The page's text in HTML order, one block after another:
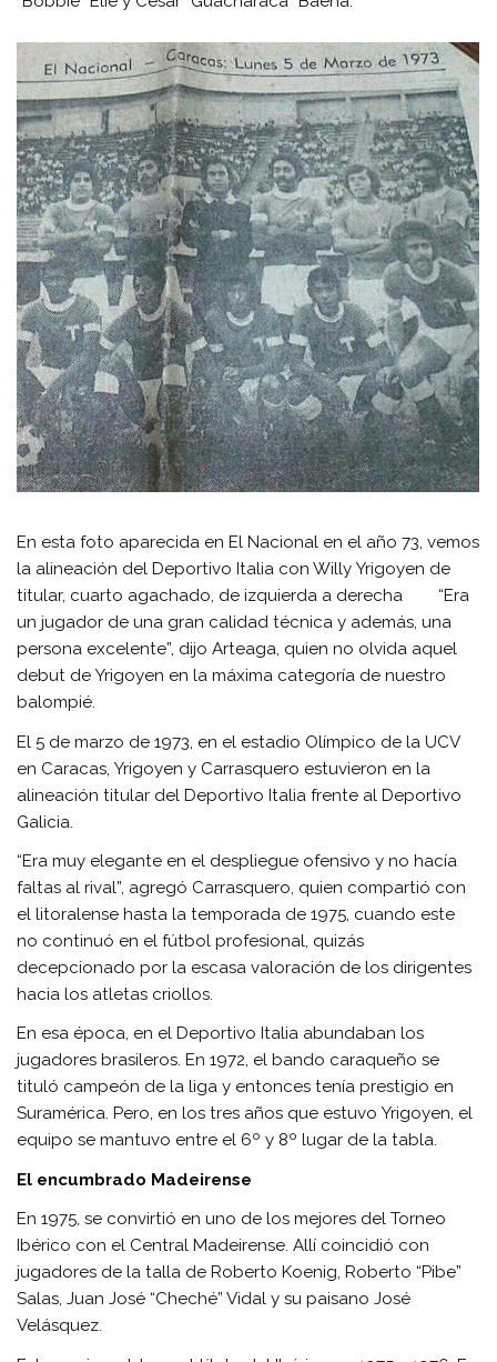
En esta foto aparecida en El Nacional en el año 73, vemos
la alineación del Deportivo Italia con Willy Yrigoyen de
titular, cuarto agachado, de izquierda a derecha “Era
un jugador de una gran calidad técnica y además, una
persona excelente”, dijo Arteaga, quien no olvida aquel
debut de Yrigoyen en la máxima categoría de nuestro
balompié.
El 5 de marzo de 1973, en el estadio Olímpico de la UCV
en Caracas, Yrigoyen y Carrasquero estuvieron en la
alineación titular del Deportivo Italia frente al Deportivo
Galicia.
“Era muy elegante en el despliegue ofensivo y no hacía
faltas al rival”, agregó Carrasquero, quien compartió con
el litoralense hasta la temporada de 1975, cuando este
no continuó en el fútbol profesional, quizás
decepcionado por la escasa valoración de los dirigentes
hacia los atletas criollos.
En esa época, en el Deportivo Italia abundaban los
jugadores brasileros. En 1972, el bando caraqueño se
tituló campeón de la liga y entonces tenía prestigio en
Suramérica. Pero, en los tres años que estuvo Yrigoyen, el
equipo se mantuvo entre el 6º y 8º lugar de la tabla.
El encumbrado Madeirense
En 1975, se convirtió en uno de los mejores del Torneo
Ibérico con el Central Madeirense. Allí coincidió con
jugadores de la talla de Roberto Koenig, Roberto “Pibe”
Salas, Juan José “Cheché” Vidal y su paisano José
Velásquez.